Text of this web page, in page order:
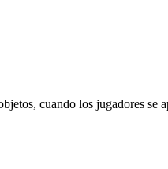
cuando los jugadores se